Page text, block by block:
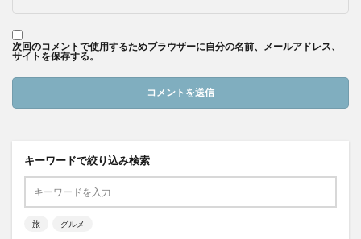
次回のコメントで使用するためブラウザーに自分の名前、メールアドレス、
サイトを保存する。
キーワードで絞り込み検索
旅 グルメ